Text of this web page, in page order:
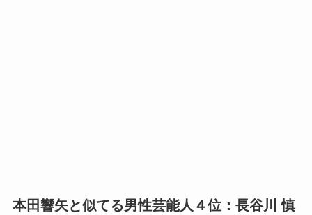
本田響矢と似てる男性芸能人４位：長谷川 慎